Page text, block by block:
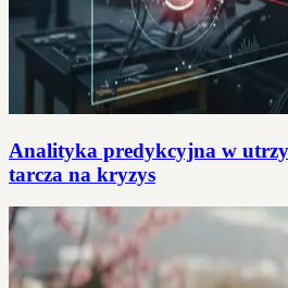
Analityka predykcyjna w
tarcza na kryzys